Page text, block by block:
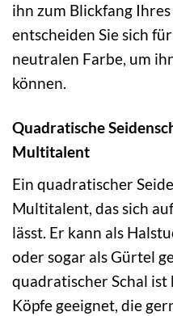
ihn zum Blickfang
entscheiden Sie sich
neutralen Farbe, um
können.
Quadratische
Multitalent
Ein quadratischer
Multitalent, das sich
lässt. Er kann als
oder sogar als Gürtel
quadratischer Schal
Köpfe geeignet, die